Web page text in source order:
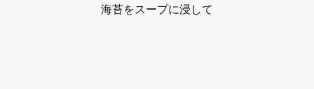
海苔をスープに浸して